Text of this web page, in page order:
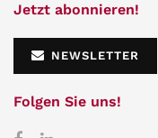
Jetzt abonnieren!
NEWSLETTER
Folgen Sie uns!